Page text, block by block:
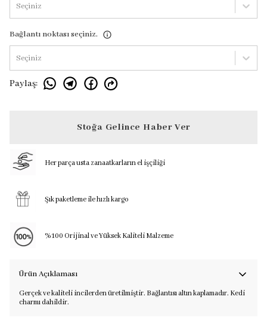
Seçiniz
Bağlantı noktası seçiniz.
Seçiniz
Paylaş:
Stoğa Gelince Haber Ver
Her parça usta zanaatkarların el işçiliği
Şık paketleme ile hızlı kargo
%100 Orijinal ve Yüksek Kaliteli Malzeme
Ürün Açıklaması
Gerçek ve kaliteli incilerden üretilmiştir. Bağlantısı altın kaplamadır. Kedi
charmı dahildir.